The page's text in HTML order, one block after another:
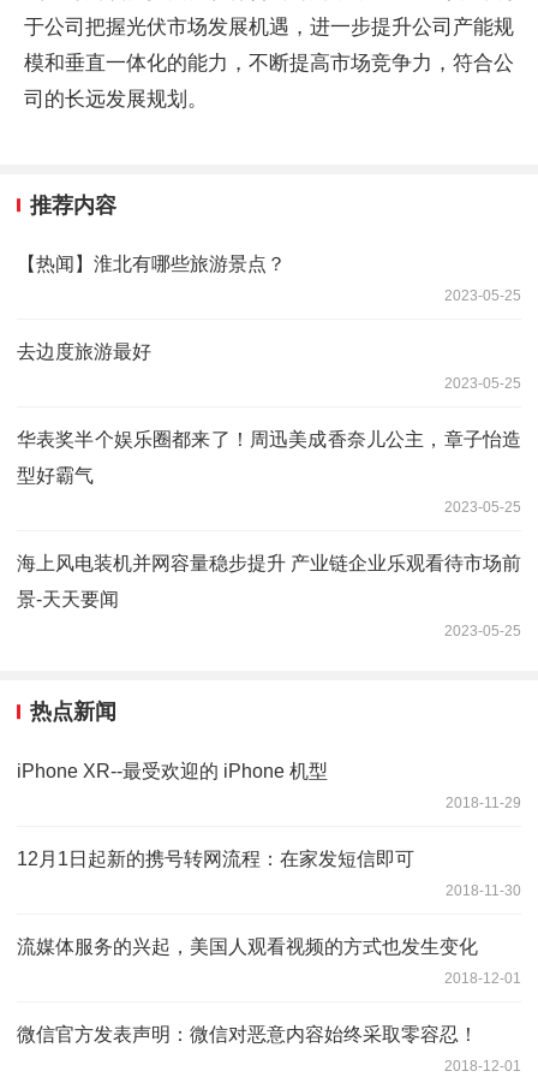
于公司把握光伏市场发展机遇，进一步提升公司产能规
模和垂直一体化的能力，不断提高市场竞争力，符合公
司的长远发展规划。
推荐内容
【热闻】淮北有哪些旅游景点？
2023-05-25
去边度旅游最好
2023-05-25
华表奖半个娱乐圈都来了！周迅美成香奈儿公主，章子怡造
型好霸气
2023-05-25
海上风电装机并网容量稳步提升 产业链企业乐观看待市场前
景-天天要闻
2023-05-25
热点新闻
iPhone XR--最受欢迎的 iPhone 机型
2018-11-29
12月1日起新的携号转网流程：在家发短信即可
2018-11-30
流媒体服务的兴起，美国人观看视频的方式也发生变化
2018-12-01
微信官方发表声明：微信对恶意内容始终采取零容忍！
2018-12-01